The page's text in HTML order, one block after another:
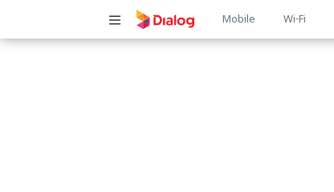
Main
Mobile Wi-Fi